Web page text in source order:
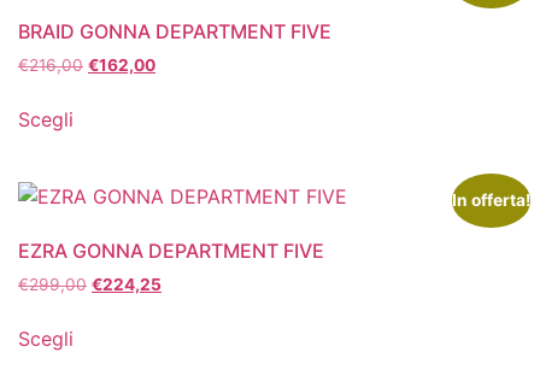
BRAID GONNA DEPARTMENT FIVE
€216,00 €162,00
Scegli
In offerta!
EZRA GONNA DEPARTMENT FIVE
€299,00 €224,25
Scegli